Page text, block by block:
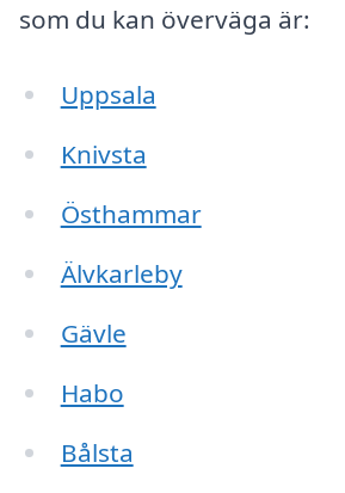
som du kan överväga är:
Uppsala
Knivsta
Östhammar
Älvkarleby
Gävle
Habo
Bålsta